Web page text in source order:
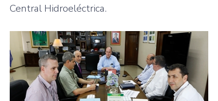
Central Hidroeléctrica.